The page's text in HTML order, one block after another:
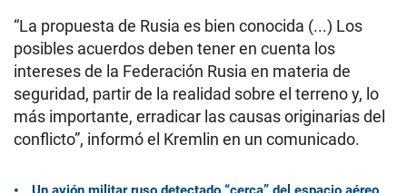
“La propuesta de Rusia es bien conocida (...) Los
posibles acuerdos deben tener en cuenta los
intereses de la Federación Rusia en materia de
seguridad, partir de la realidad sobre el terreno y, lo
más importante, erradicar las causas originarias del
conflicto”, informó el Kremlin en un comunicado.